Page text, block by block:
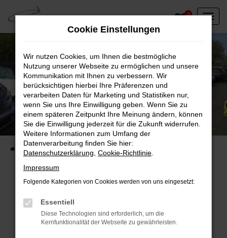
Zum
Hauptinhalt
springen
0
Unser Fahrzeugbestand vor Ort
Entdecken Sie unsere sofort verfügbaren
Fahrzeugangebote
Fehler: Network Error
Beim Laden ist ein Fehler aufgetreten.
Hier sind ein paar Tipps, die dir helfen können:
Cookie Einstellungen
Wir nutzen Cookies, um Ihnen die bestmögliche
Nutzung unserer Webseite zu ermöglichen und unsere
Kommunikation mit Ihnen zu verbessern. Wir
berücksichtigen hierbei Ihre Präferenzen und
verarbeiten Daten für Marketing und Statistiken nur,
wenn Sie uns Ihre Einwilligung geben. Wenn Sie zu
einem späteren Zeitpunkt Ihre Meinung ändern, können
Sie die Einwilligung jederzeit für die Zukunft widerrufen.
Weitere Informationen zum Umfang der
Datenverarbeitung finden Sie hier:
Datenschutzerklärung Cookie-Richtlinie
Impressum
Folgende Kategorien von Cookies werden von uns eingesetzt:
Essentiell
Diese Technologien sind erforderlich, um die
Kernfunktionalität der Webseite zu gewährleisten.